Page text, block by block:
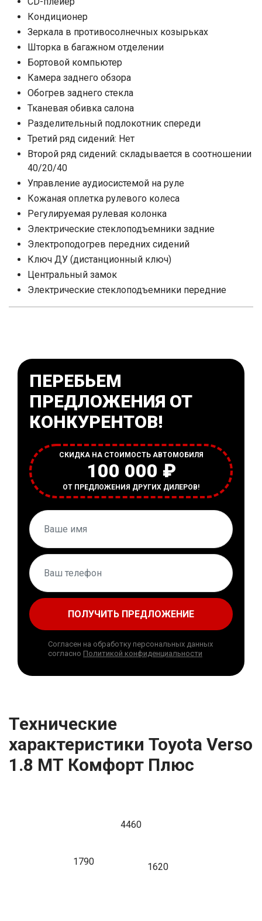
Кондиционер
Зеркала в противосолнечных козырьках
Шторка в багажном отделении
Бортовой компьютер
Камера заднего обзора
Обогрев заднего стекла
Тканевая обивка салона
Разделительный подлокотник спереди
Третий ряд сидений: Нет
Второй ряд сидений: складывается в соотношении
40/20/40
Управление аудиосистемой на руле
Кожаная оплетка рулевого колеса
Регулируемая рулевая колонка
Электрические стеклоподъемники задние
Электроподогрев передних сидений
Ключ ДУ (дистанционный ключ)
Центральный замок
Электрические стеклоподъемники передние
ПЕРЕБЬЕМ
ПРЕДЛОЖЕНИЯ ОТ
КОНКУРЕНТОВ!
СКИДКА НА СТОИМОСТЬ АВТОМОБИЛЯ
100 000 ₽
ОТ ПРЕДЛОЖЕНИЯ ДРУГИХ ДИЛЕРОВ!
ПОЛУЧИТЬ ПРЕДЛОЖЕНИЕ
Согласен на обработку персональных данных
согласно Политикой конфиденциальности
Технические
характеристики Toyota Verso
1.8 МТ Комфорт Плюс
4460
1790 1620